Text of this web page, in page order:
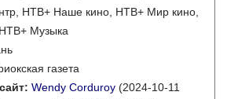
НТВ+ Наше кино, НТВ+ Мир кино,
Музыка
газета
Wendy Corduroy (2024-10-11